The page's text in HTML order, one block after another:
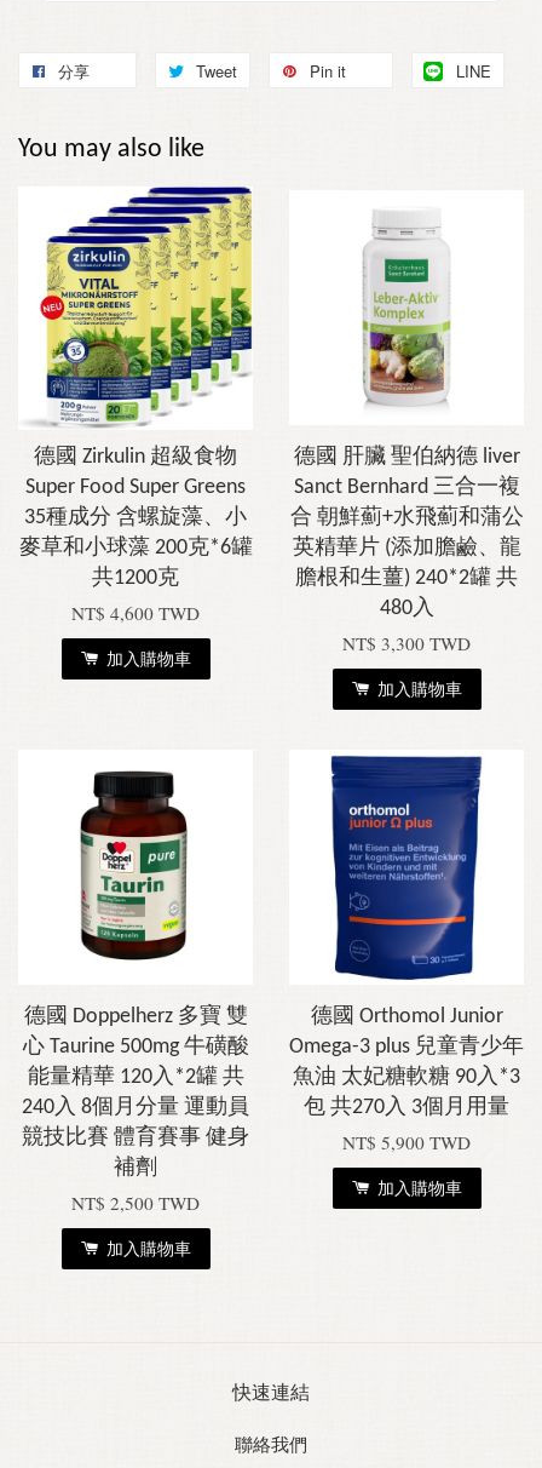
分享 Tweet Pin it LINE
You may also like
德國 Zirkulin 超級食物
Super Food Super Greens
35種成分 含螺旋藻、小
麥草和小球藻 200克*6罐
共1200克
NT$ 4,600 TWD
加入購物車
德國 肝臟 聖伯納德 liver
Sanct Bernhard 三合一複
合 朝鮮薊+水飛薊和蒲公
英精華片 (添加膽鹼、龍
膽根和生薑) 240*2罐 共
480入
NT$ 3,300 TWD
加入購物車
德國 Doppelherz 多寶 雙
心 Taurine 500mg 牛磺酸
能量精華 120入*2罐 共
240入 8個月分量 運動員
競技比賽 體育賽事 健身
補劑
NT$ 2,500 TWD
加入購物車
德國 Orthomol Junior
Omega-3 plus 兒童青少年
魚油 太妃糖軟糖 90入*3
包 共270入 3個月用量
NT$ 5,900 TWD
加入購物車
快速連結
聯絡我們